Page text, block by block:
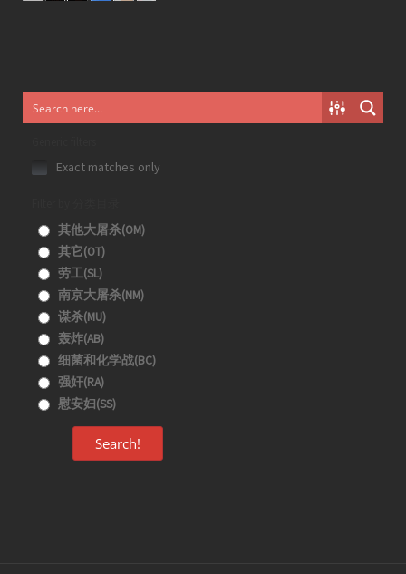
Exact matches only
其他大屠杀(OM)
其它(OT)
劳工(SL)
南京大屠杀(NM)
谋杀(MU)
轰炸(AB)
细菌和化学战(BC)
强奸(RA)
慰安妇(SS)
Search!